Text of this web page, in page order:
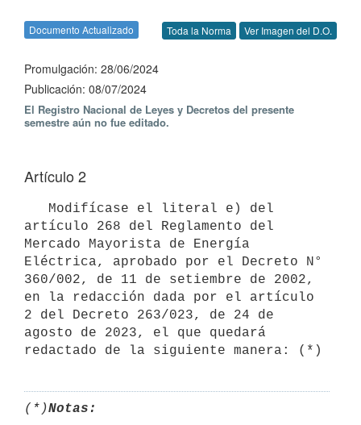
Documento Actualizado Toda la Norma Ver Imagen del D.O.
Promulgación: 28/06/2024
Publicación: 08/07/2024
El Registro Nacional de Leyes y Decretos del presente
semestre aún no fue editado.
Artículo 2
artículo 268 del Reglamento del
Mercado Mayorista de Energía
Eléctrica, aprobado por el Decreto N°
360/002, de 11 de setiembre de 2002,
en la redacción dada por el artículo
2 del Decreto 263/023, de 24 de
agosto de 2023, el que quedará
redactado de la siguiente manera: (*)
(*)Notas: